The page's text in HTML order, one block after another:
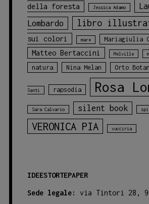
della foresta
Jessica Adamo
Lombardo
libro
sui colori
mare Mariagiulia
Matteo Bertaccini Melville
natura Nina Melan Orto
Santi rapsodia Rosa
Sara Calvario silent book
VERONICA PIA vucciria
IDEESTORTEPAPER
Sede legale: via Tintori 28,